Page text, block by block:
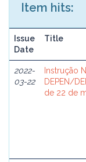
Item hits:
Issue
Date
Title
2022-
03-22
Instrução
DEPEN/
de 22 de